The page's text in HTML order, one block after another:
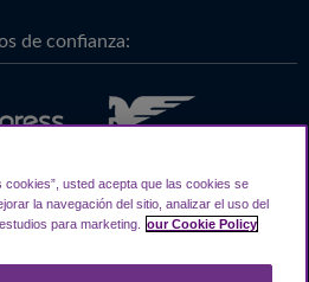
de confianza:
cookies”, usted acepta que las cookies se
la navegación del sitio, analizar el uso del
para marketing.
our Cookie Policy